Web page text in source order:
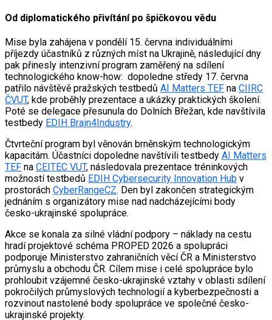
Od diplomatického přivítání po špičkovou vědu
Mise byla zahájena v pondělí 15. června individuálními
příjezdy účastníků z různých míst na Ukrajině, následující dny
pak přinesly intenzivní program zaměřený na sdílení
technologického know-how: dopoledne středy 17. června
patřilo návštěvě pražských testbedů AI Matters TEF na CIIRC
ČVUT, kde proběhly prezentace a ukázky praktických školení.
Poté se delegace přesunula do Dolních Břežan, kde navštívila
testbedy EDIH Brain4Industry.
Čtvrteční program byl věnován brněnským technologickým
kapacitám. Účastníci dopoledne navštívili testbedy AI Matters
TEF na CEITEC VUT, následovala prezentace tréninkových
možností testbedů EDIH Cybersecurity Innovation Hub v
prostorách CyberRangeCZ. Den byl zakončen strategickým
jednáním s organizátory mise nad nadcházejícími body
česko-ukrajinské spolupráce.
Akce se konala za silné vládní podpory – náklady na cestu
hradí projektové schéma PROPED 2026 a spolupráci
podporuje Ministerstvo zahraničních věcí ČR a Ministerstvo
průmyslu a obchodu ČR. Cílem mise i celé spolupráce bylo
prohloubit vzájemné česko-ukrajinské vztahy v oblasti sdílení
pokročilých průmyslových technologií a kyberbezpečnosti a
rozvinout nastolené body spolupráce ve společné česko-
ukrajinské projekty.